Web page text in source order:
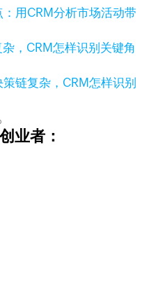
用CRM分析市场活动带
链复杂，CRM怎样识别
业者：